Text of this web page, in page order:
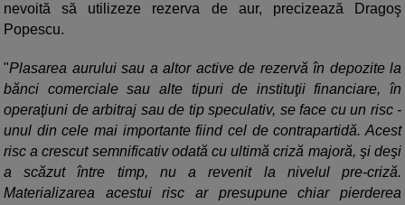
nevoită să utilizeze rezerva de aur, precizează Dragoş
Popescu.
"Plasarea aurului sau a altor active de rezervă în depozite la
bănci comerciale sau alte tipuri de instituţii financiare, în
operaţiuni de arbitraj sau de tip speculativ, se face cu un risc -
unul din cele mai importante fiind cel de contrapartidă. Acest
risc a crescut semnificativ odată cu ultimă criză majoră, şi deşi
a scăzut între timp, nu a revenit la nivelul pre-criză.
Materializarea acestui risc ar presupune chiar pierderea